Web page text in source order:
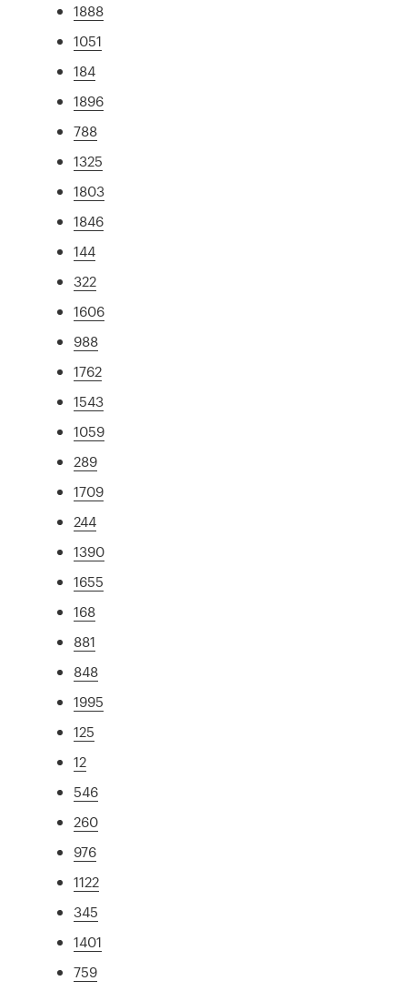
1888
1051
184
1896
788
1325
1803
1846
144
322
1606
988
1762
1543
1059
289
1709
244
1390
1655
168
881
848
1995
125
12
546
260
976
1122
345
1401
759